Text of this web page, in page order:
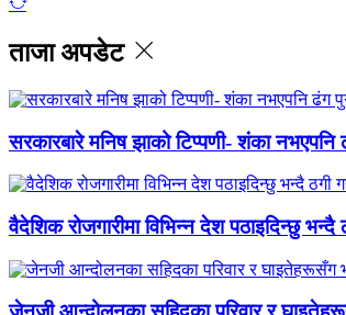
ताजा अपडेट
सरकारबारे मनिष झाको टिप्पणी- शंका
वैदेशिक रोजगारीमा विभिन्न देश पठाइदिन्छु